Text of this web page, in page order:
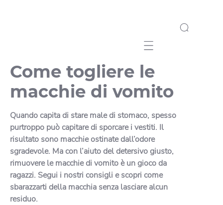
Mobile navigation
Come togliere le
macchie di vomito
Quando capita di stare male di stomaco, spesso
purtroppo può capitare di sporcare i vestiti. Il
risultato sono macchie ostinate dall’odore
sgradevole. Ma con l’aiuto del detersivo giusto,
rimuovere le macchie di vomito è un gioco da
ragazzi. Segui i nostri consigli e scopri come
sbarazzarti della macchia senza lasciare alcun
residuo.